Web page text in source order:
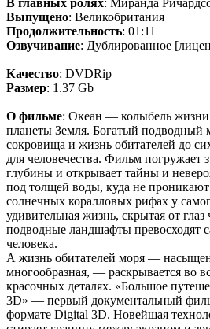
Выпущено: Великобритания
Продолжительность: 01:11
Озвучивание: Дублированное
Качество: DVDRip
Размер: 1.37 Gb
О фильме: Океан — колыбель жизни
планеты Земля. Богатый подводный
сокровища и жизнь обитателей до
для человечества. Фильм погружает
глубины и открывает тайны и
под толщей воды, куда не проникают
солнечных коралловых рифах у
удивительная жизнь, скрытая от
подводные ландшафты превосходят
человека.
А жизнь обитателей моря —
многообразная, — раскрывается во
красочных деталях. «Большое
3D» — первый документальный
формате Digital 3D. Новейшая